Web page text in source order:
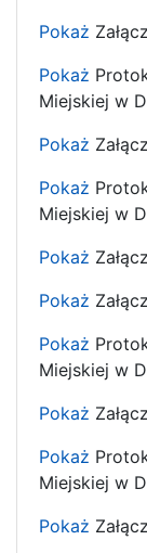
Pokaż
Pokaż
Miejskiej w
Pokaż
Pokaż
Miejskiej w
Pokaż
Pokaż
Pokaż
Miejskiej w
Pokaż
Pokaż
Miejskiej w
Pokaż